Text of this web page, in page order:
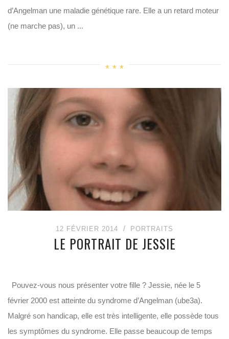
d’Angelman une maladie génétique rare. Elle a un retard moteur
(ne marche pas), un ...
12 FÉVRIER 2014 PORTRAITS
LE PORTRAIT DE JESSIE
Pouvez-vous nous présenter votre fille ? Jessie, née le 5
février 2000 est atteinte du syndrome d’Angelman (ube3a).
Malgré son handicap, elle est très intelligente, elle possède tous
les symptômes du syndrome. Elle passe beaucoup de temps